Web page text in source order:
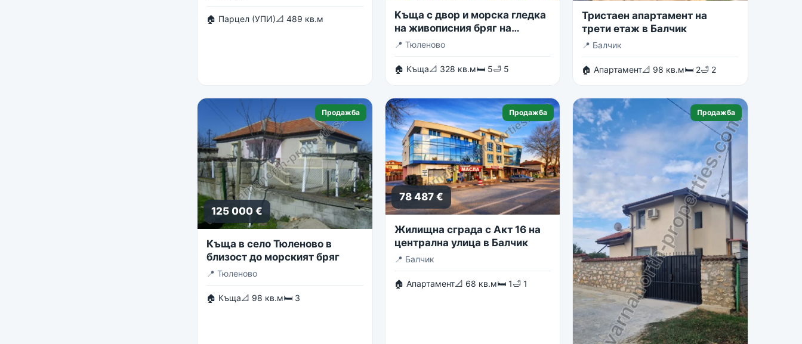
🏠 Парцел (УПИ)📐 489 кв.м
Kъща с двор и морска гледка
на живописния бряг на
Тюленово
📍 Тюленово
🏠 Къща📐 328 кв.м🛏 5🛁 5
Тристаен апартамент на
трети етаж в Балчик
📍 Балчик
🏠 Апартамент📐 98 кв.м🛏 2🛁 2
Продажба
125 000 €
Къща в село Тюленово в
близост до морският бряг
📍 Тюленово
🏠 Къща📐 98 кв.м🛏 3
Продажба
78 487 €
Жилищна сграда с Акт 16 на
централна улица в Балчик
📍 Балчик
🏠 Апартамент📐 68 кв.м🛏 1🛁 1
Продажба